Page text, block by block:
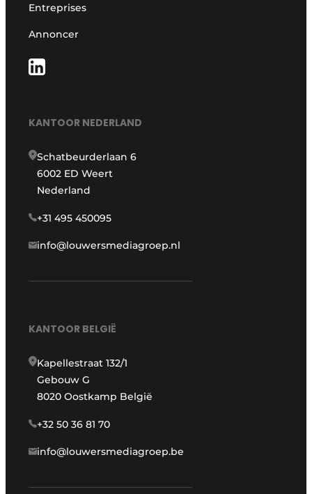
Entreprises
Annoncer
KANTOOR NEDERLAND
Schatbeurderlaan 6
6002 ED Weert
Nederland
+31 495 450095
info@louwersmediagroep.nl
KANTOOR BELGIË
Kapellestraat 132/1
Gebouw G
8020 Oostkamp België
+32 50 36 81 70
info@louwersmediagroep.be